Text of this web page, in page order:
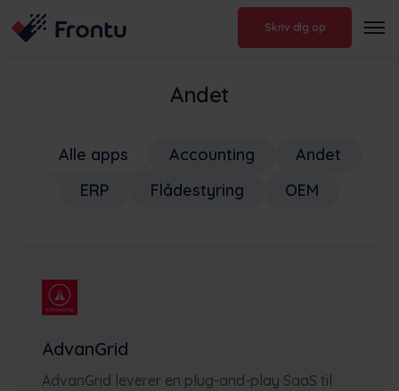
Skriv dig op
Andet
Alle apps Accounting
Andet
ERP
Flådestyring OEM
AdvanGrid
AdvanGrid leverer en plug-and-play SaaS til